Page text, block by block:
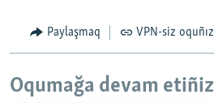
Paylaşmaq VPN-siz oquñız
Oqumağa devam etiñiz